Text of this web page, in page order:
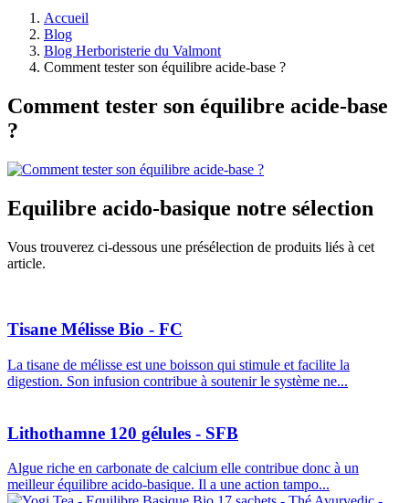
Accueil
Blog
Blog Herboristerie du Valmont
Comment tester son équilibre acide-base ?
Comment tester son équilibre acide-base
?
Equilibre acido-basique notre sélection
Vous trouverez ci-dessous une présélection de produits liés à cet
article.
Tisane Mélisse Bio - FC
La tisane de mélisse est une boisson qui stimule et facilite la
digestion. Son infusion contribue à soutenir le système ne...
Lithothamne 120 gélules - SFB
Algue riche en carbonate de calcium elle contribue donc à un
meilleur équilibre acido-basique. Il a une action tampo...